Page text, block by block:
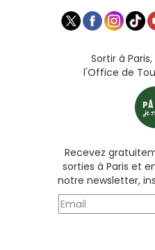
Sortir à
l'Office de
Recevez
sorties à Paris et
notre newsletter,